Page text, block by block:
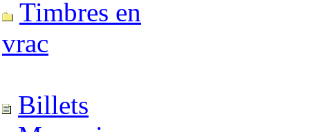
Timbres en
vrac
Billets